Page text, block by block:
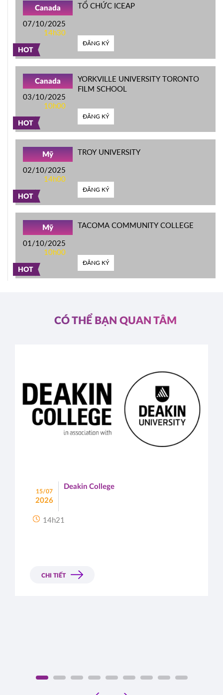
HOT
Canada
07/10/2025
14h30
TỔ CHỨC ICEAP
ĐĂNG KÝ
HOT
Canada
03/10/2025
10h00
YORKVILLE UNIVERSITY TORONTO
FILM SCHOOL
ĐĂNG KÝ
HOT
Mỹ
02/10/2025
14h00
TROY UNIVERSITY
ĐĂNG KÝ
HOT
Mỹ
01/10/2025
10h00
TACOMA COMMUNITY COLLEGE
ĐĂNG KÝ
CÓ THỂ BẠN QUAN TÂM
15/07
2026
Deakin College
14h21
CHI TIẾT
‹